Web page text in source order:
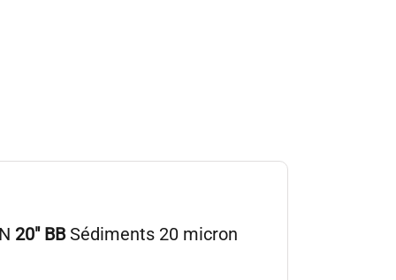
20″ BBSédiments 20 micron